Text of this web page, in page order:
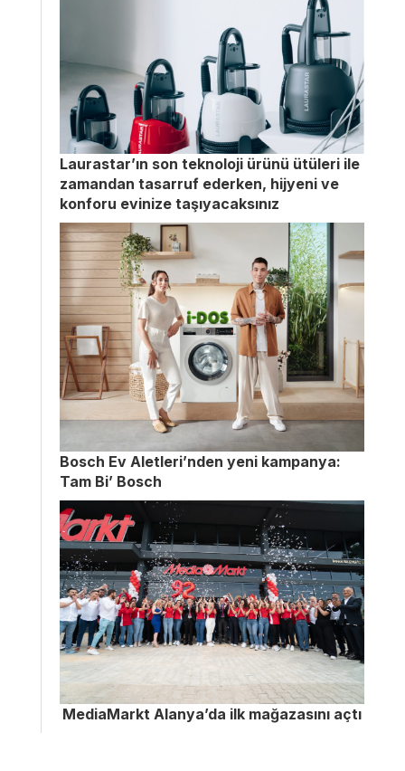
Laurastar’ın son teknoloji ürünü ütüleri ile
zamandan tasarruf ederken, hijyeni ve
konforu evinize taşıyacaksınız
Bosch Ev Aletleri’nden yeni kampanya:
Tam Bi’ Bosch
MediaMarkt Alanya’da ilk mağazasını açtı